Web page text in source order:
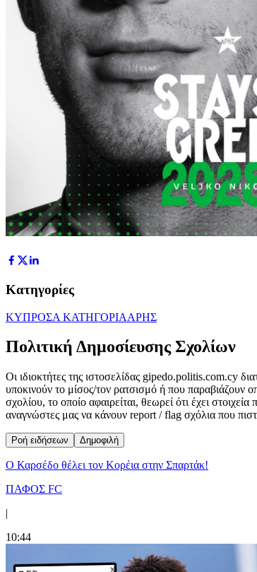
Κατηγορίες
ΚΥΠΡΟΣΑ ΚΑΤΗΓΟΡΙΑΑΡΗΣ
Πολιτική Δημοσίευσης Σχολίων
Οι ιδιοκτήτες της ιστοσελίδας gipedo.politis.com.cy
υποκινούν το μίσος/τον ρατσισμό ή που παραβιάζουν
σχολίου, το οποίο αφαιρείται, θεωρεί ότι έχει
αναγνώστες μας να κάνουν report / flag σχόλια που
Ροή ειδήσεων Δημοφιλή
Ο Καρσέδο θέλει τον Κορέια στην Σπαρτάκ!
ΠΑΦΟΣ FC
|
10:44